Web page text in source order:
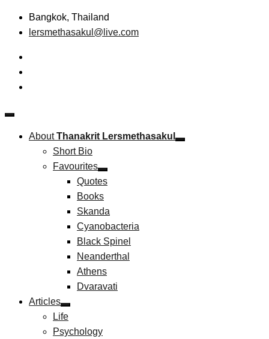
Skip
Bangkok, Thailand
lersmethasakul@live.com
Thanakrit Lersmethasakul
Technopreneurship
AboutThanakrit Lersmethasakul
Short Bio
Favourites
Quotes
Books
Skanda
Cyanobacteria
Black Spinel
Neanderthal
Athens
Dvaravati
Articles
Life
Psychology